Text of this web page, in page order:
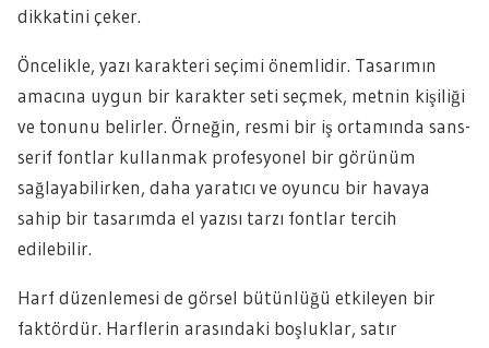
dikkatini çeker.
Öncelikle, yazı karakteri seçimi önemlidir. Tasarımın
amacına uygun bir karakter seti seçmek, metnin kişiliği
ve tonunu belirler. Örneğin, resmi bir iş ortamında sans-
serif fontlar kullanmak profesyonel bir görünüm
sağlayabilirken, daha yaratıcı ve oyuncu bir havaya
sahip bir tasarımda el yazısı tarzı fontlar tercih
edilebilir.
Harf düzenlemesi de görsel bütünlüğü etkileyen bir
faktördür. Harflerin arasındaki boşluklar, satır